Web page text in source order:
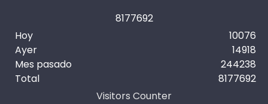
8177692
Hoy
Ayer
Mes pasado
Total
10076
14918
244238
8177692
Visitors Counter